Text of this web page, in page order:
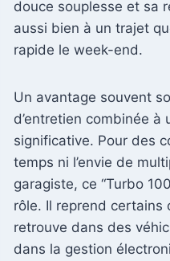
douce souplesse et sa
aussi bien à un trajet
rapide le week-end.
Un avantage souvent
d’entretien combinée à
significative. Pour des
temps ni l’envie de
garagiste, ce “Turbo
rôle. Il reprend certains
retrouve dans des
dans la gestion